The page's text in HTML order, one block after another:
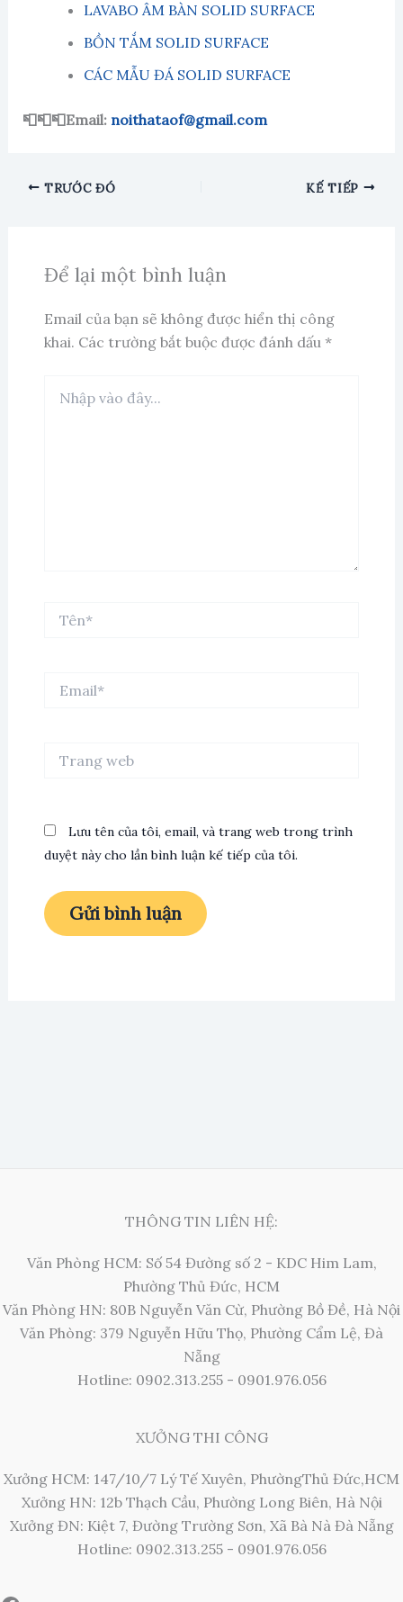
LAVABO ÂM BÀN SOLID SURFACE
BỒN TẮM SOLID SURFACE
CÁC MẪU ĐÁ SOLID SURFACE
📮📮📮Email: noithataof@gmail.com
TRƯỚC ĐÓ KẾ TIẾP
Để lại một bình luận
Email của bạn sẽ không được hiển thị công
khai. Các trường bắt buộc được đánh dấu *
vào
web
Lưu tên của tôi, email, và trang web trong trình
duyệt này cho lần bình luận kế tiếp của tôi.
THÔNG TIN LIÊN HỆ:
Văn Phòng HCM: Số 54 Đường số 2 - KDC Him Lam,
Phường Thủ Đức, HCM
Văn Phòng HN: 80B Nguyễn Văn Cừ, Phường Bồ Đề, Hà Nội
Văn Phòng: 379 Nguyễn Hữu Thọ, Phường Cẩm Lệ, Đà
Nẵng
Hotline: 0902.313.255 - 0901.976.056
XƯỞNG THI CÔNG
Xưởng HCM: 147/10/7 Lý Tế Xuyên, PhườngThủ Đức,HCM
Xưởng HN: 12b Thạch Cầu, Phường Long Biên, Hà Nội
Xưởng ĐN: Kiệt 7, Đường Trường Sơn, Xã Bà Nà Đà Nẵng
Hotline: 0902.313.255 - 0901.976.056